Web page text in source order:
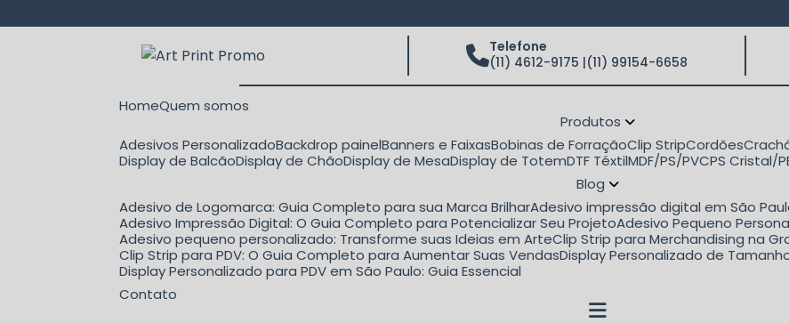
Telefone
(11) 4612-9175 |(11) 99154-6658
Home Quem somos
Produtos
Adesivos Personalizado Backdrop painel Banners e Faixas Bobinas de Forração Clip Strip Cordões
Display de Balcão Display de Chão Display de Mesa Display de Totem DTF Téxtil MDF/PS/PVC PS Cristal/
Blog
Adesivo de Logomarca: Guia Completo para sua Marca Brilhar Adesivo impressão digital em São
Adesivo Impressão Digital: O Guia Completo para Potencializar Seu Projeto Adesivo Pequeno
Adesivo pequeno personalizado: Transforme suas Ideias em Arte Clip Strip para Merchandising na
Clip Strip para PDV: O Guia Completo para Aumentar Suas Vendas Display Personalizado de
Display Personalizado para PDV em São Paulo: Guia Essencial
Contato